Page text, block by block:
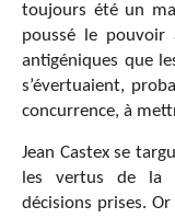
toujours été un
poussé le pouvoir
antigéniques que
s’évertuaient,
concurrence, à
Jean Castex se
les vertus de la
décisions prises.